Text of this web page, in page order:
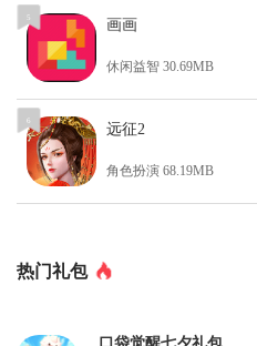
5 画画
休闲益智 30.69MB
6 远征2
角色扮演 68.19MB
热门礼包